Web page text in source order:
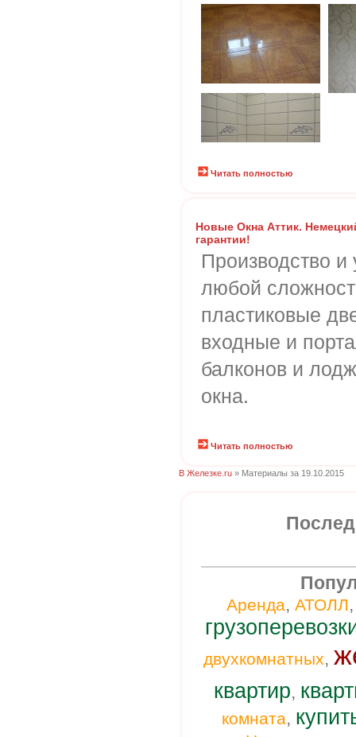
Читать полностью
Новые Окна Аттик.
гарантии!
Производство
любой
пластиковые
входные и
балконов и
окна.
Читать полностью
В Железке.ru » Материалы за 19.10.2015
Аренда, АТОЛЛ
двухкомнатных,
квартир,
комната,